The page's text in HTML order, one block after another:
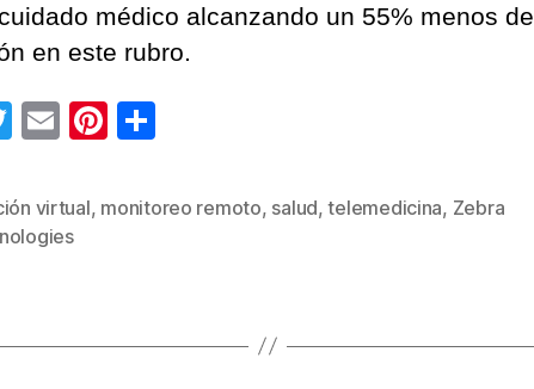
médico alcanzando un 55% menos de
en este rubro.
T
tt
er
E
ail
Pi
er m
virtual, monitoreo remoto, salud,telemedicina, Zebra